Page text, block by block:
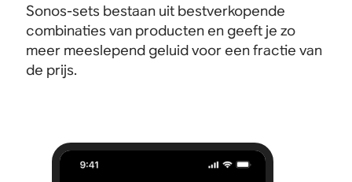
Sonos-sets bestaan uit bestverkopende
combinaties van producten en geeft je zo
meer meeslepend geluid voor een fractie van
de prijs.